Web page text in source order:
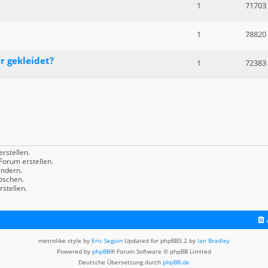
1 71703
1 78820
gekleidet? 1 72383
erstellen.
metrolike style by Eric Seguin Updated for phpBB3.2 by Ian Bradley
Powered by phpBB® Forum Software © phpBB Limited
Deutsche Übersetzung durch phpBB.de